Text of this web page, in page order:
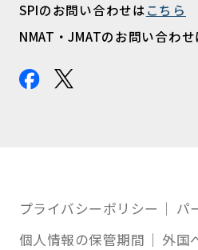
SPIのお問い合わせはこちら
NMAT・JMATのお問い合わせ
プライバシーポリシー
パ
個人情報の保管期間
外国